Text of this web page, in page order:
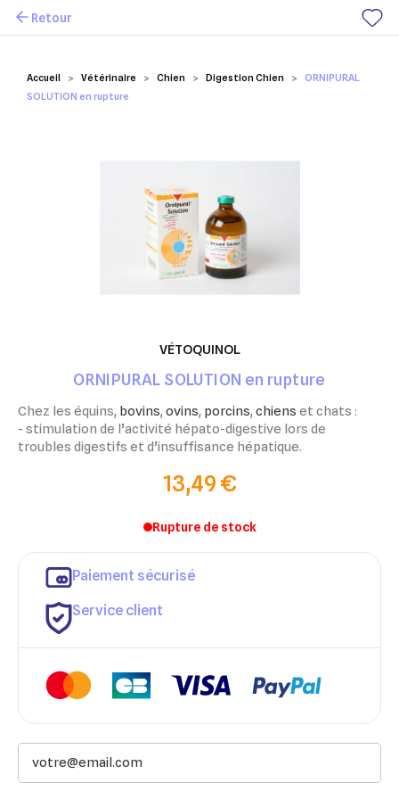
Mes favoris
Accueil Vétérinaire Chien Digestion Chien
ORNIPURAL
SOLUTION en rupture
Retour
VÉTOQUINOL
ORNIPURAL SOLUTION en rupture
Chez les équins, bovins, ovins, porcins, chiens et chats :
- stimulation de l’activité hépato-digestive lors de
troubles digestifs et d’insuffisance hépatique.
13,49 €
Rupture de stock
Paiement sécurisé
Service client